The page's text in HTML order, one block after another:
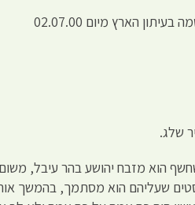
הארץ מיום ‏02.07.00
הוא מזבח יהושע בהר עיבל,
שעליהם הוא מסתמך, בהמשך